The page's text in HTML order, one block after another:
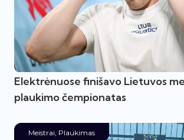
Elektrėnuose finišavo Lietuvos
plaukimo čempionatas
Meistrai Plaukimas